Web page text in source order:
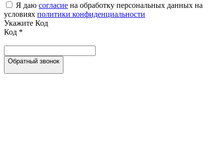
Я даю согласие на обработку персональных данных на
условиях политики конфиденциальности
Укажите Код
Код *
Обратный звонок